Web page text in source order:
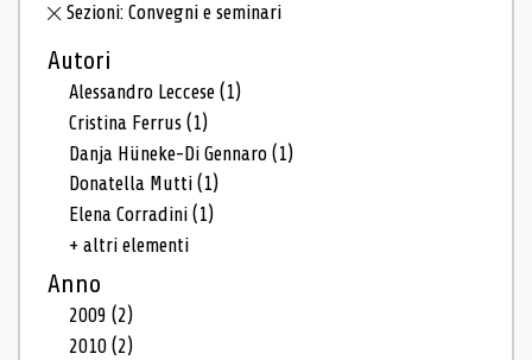
Sezioni: Convegni e seminari
Autori
Alessandro Leccese(1)
Cristina Ferrus(1)
Danja Hüneke-Di Gennaro(1)
Donatella Mutti(1)
Elena Corradini(1)
+ altri elementi
Anno
2009(2)
2010(2)